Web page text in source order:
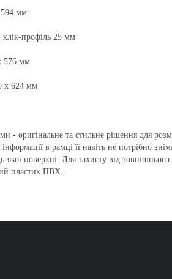
594 мм
профіль 25 мм
576 мм
х 624 мм
- оригінальне та стильне рішення для
в рамці її навіть не потрібно
якої поверхні. Для захисту від
пластик ПВХ.